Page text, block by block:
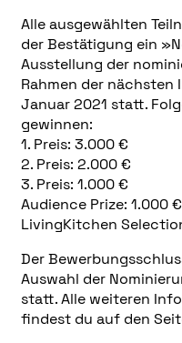
Alle ausgewählten
der Bestätigung ein
Ausstellung der
Rahmen der nächsten
Januar 2021 statt.
gewinnen:
1. Preis: 3.000 €
2. Preis: 2.000 €
3. Preis: 1.000 €
Audience Prize: 1.000 €
LivingKitchen
Der
Auswahl der
statt. Alle weiteren
findest du auf den